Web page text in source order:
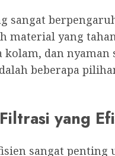
sangat
material yang
dan nyaman
beberapa
yang
sangat penting